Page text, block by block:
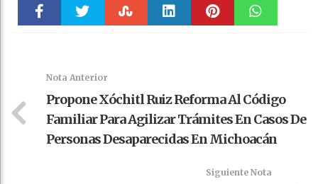
Nota Anterior
Propone Xóchitl Ruiz Reforma Al Código
Familiar Para Agilizar Trámites En Casos De
Personas Desaparecidas En Michoacán
Siguiente Nota